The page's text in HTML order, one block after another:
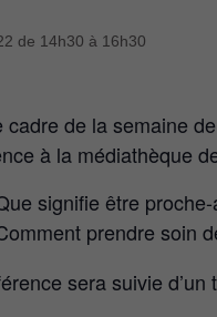
de 14h30 à 16h30
cadre de la semaine
à la médiathèque
signifie être
prendre soin
sera suivie